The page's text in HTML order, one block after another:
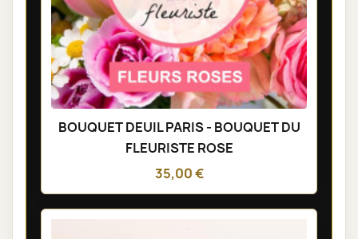
BOUQUET DEUIL PARIS - BOUQUET DU
FLEURISTE ROSE
35,00 €